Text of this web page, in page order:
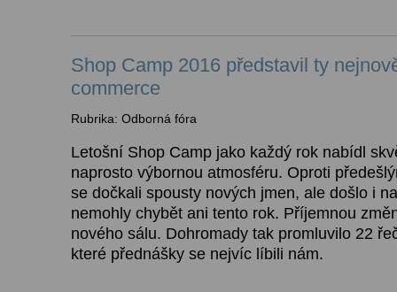
Shop Camp 2016 představil ty
commerce
Rubrika: Odborná fóra
Letošní Shop Camp jako každý rok nabídl
naprosto výbornou atmosféru. Oproti
se dočkali spousty nových jmen, ale došlo i
nemohly chybět ani tento rok. Příjemnou
nového sálu. Dohromady tak promluvilo 22
které přednášky se nejvíc líbili nám.